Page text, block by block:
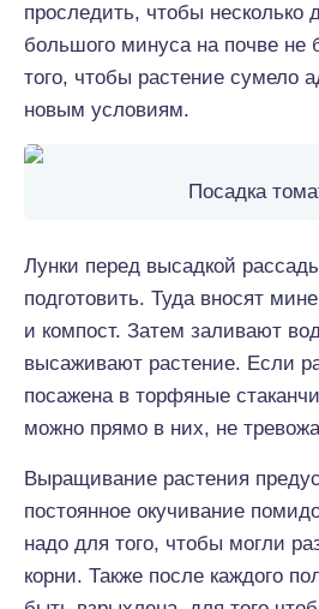
проследить, чтобы несколько
большого минуса на почве не
того, чтобы растение сумело
новым условиям.
Посадка
Лунки перед высадкой
подготовить. Туда вносят
и компост. Затем заливают
высаживают растение. Если
посажена в торфяные
можно прямо в них, не
Выращивание растения
постоянное окучивание
надо для того, чтобы могли
корни. Также после каждого